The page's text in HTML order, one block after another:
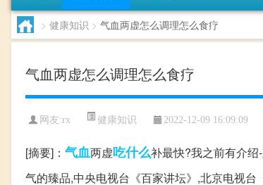
> 健康知识 > 气血两虚怎么调理怎么食疗
气血两虚怎么调理怎么食疗
网友:rx 健康知识 2022-12-09 16:09:09
[摘要]： 气血两虚吃什么补最快?我之前有介
气的臻品,中央电视台《百家讲坛》,北京电视台